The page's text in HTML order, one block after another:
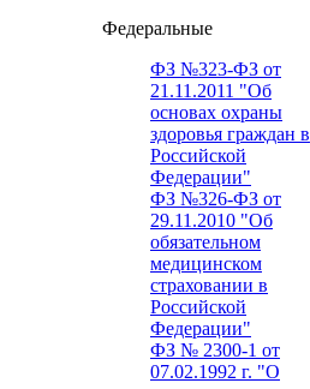
Федеральные
ФЗ №323-ФЗ от
21.11.2011 "Об
основах охраны
здоровья граждан в
Российской
Федерации"
ФЗ №326-ФЗ от
29.11.2010 "Об
обязательном
медицинском
страховании в
Российской
Федерации"
ФЗ № 2300-1 от
07.02.1992 г. "О